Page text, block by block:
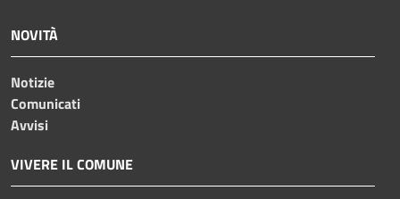
NOVITÀ
Notizie
Comunicati
Avvisi
VIVERE IL COMUNE